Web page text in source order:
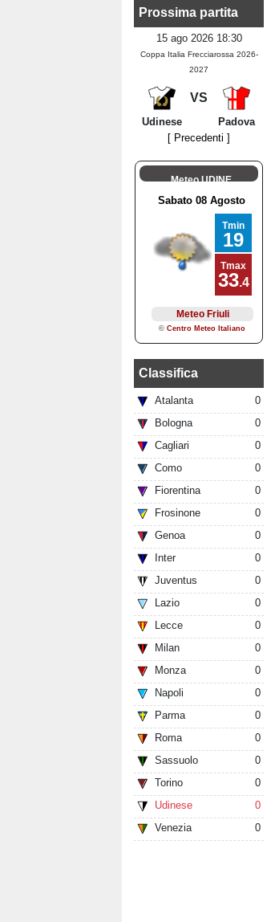
Prossima partita
15 ago 2026 18:30
Coppa Italia Frecciarossa 2026-
2027
VS
Udinese
Padova
[ Precedenti ]
Meteo UDINE
Classifica
Atalanta
0
Bologna
0
Cagliari
0
Como
0
Fiorentina
0
Frosinone
0
Genoa
0
Inter
0
Juventus
0
Lazio
0
Lecce
0
Milan
0
Monza
0
Napoli
0
Parma
0
Roma
0
Sassuolo
0
Torino
0
Udinese
0
Venezia
0